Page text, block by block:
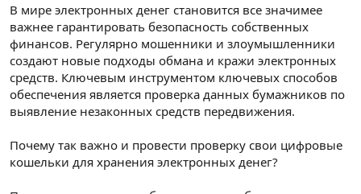
В мире электронных денег становится все значимее
важнее гарантировать безопасность собственных
финансов. Регулярно мошенники и злоумышленники
создают новые подходы обмана и кражи электронных
средств. Ключевым инструментом ключевых способов
обеспечения является проверка данных бумажников по
выявление незаконных средств передвижения.
Почему так важно и провести проверку свои цифровые
кошельки для хранения электронных денег?